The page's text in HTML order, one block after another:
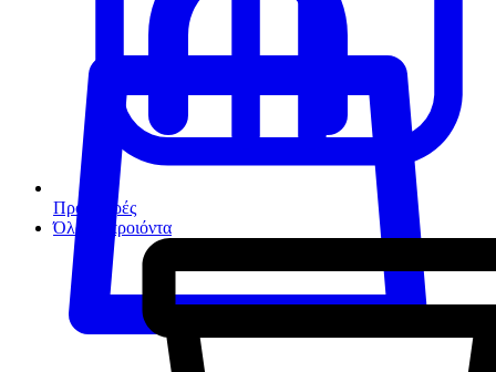
Προσφορές
Όλα τα προιόντα